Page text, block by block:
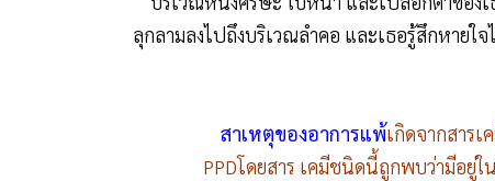
ลุกลามลงไปถึงบริเวณลำคอ และเธอรู้สึกหายใจ
สาเหตุของอาการแพ้เกิดจากสาร
PPDโดยสาร เคมีชนิดนี้ถูกพบว่ามีอยู่